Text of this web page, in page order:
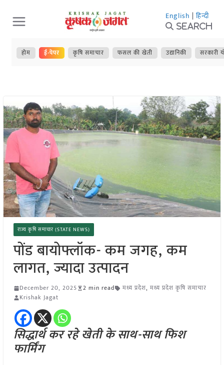
Skip
to
content
English | हिन्दी
Search
होम ई-पेपर कृषि समाचार फसल की खेती उद्यानिकी सरकारी
राज्य कृषि समाचार (STATE NEWS)
पोंड बायोफ्लॉक- कम जगह, कम
लागत, ज्यादा उत्पादन
December 20, 2025 2 min read मध्य प्रदेश, मध्य प्रदेश कृषि समाचार
Krishak Jagat
सिद्धार्थ कर रहे खेती के साथ-साथ फिश
फार्मिंग